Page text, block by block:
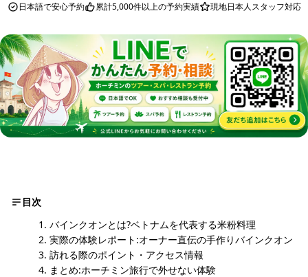
日本語で安心予約 累計5,000件以上の予約実績 現地日本人スタッフ対応
目次
バインクオンとは?ベトナムを代表する米粉料理
実際の体験レポート:オーナー直伝の手作りバインクオン
訪れる際のポイント・アクセス情報
まとめ:ホーチミン旅行で外せない体験